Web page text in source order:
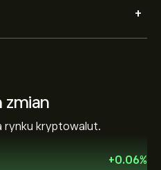
+
zmian
rynku kryptowalut.
+0.06%